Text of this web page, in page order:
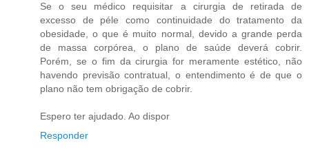
Se o seu médico requisitar a cirurgia de retirada de
excesso de péle como continuidade do tratamento da
obesidade, o que é muito normal, devido a grande perda
de massa corpórea, o plano de saúde deverá cobrir.
Porém, se o fim da cirurgia for meramente estético, não
havendo previsão contratual, o entendimento é de que o
plano não tem obrigação de cobrir.
Espero ter ajudado. Ao dispor
Responder